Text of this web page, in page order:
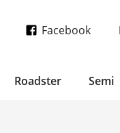
Facebook
Roadster Semi